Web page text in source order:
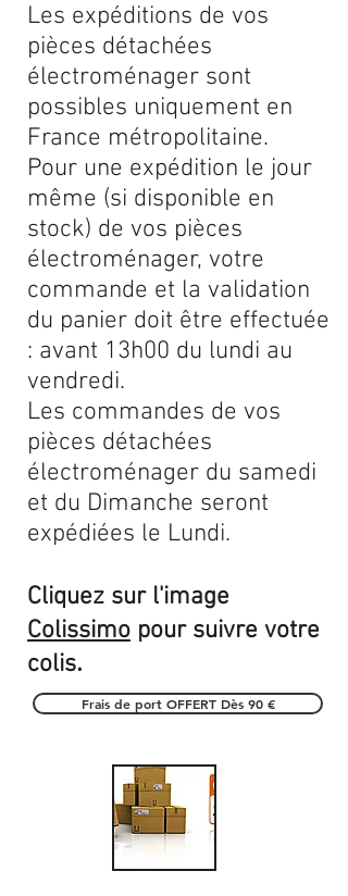
Les expéditions de vos
pièces détachées
électroménager sont
possibles uniquement en
France métropolitaine.
Pour une expédition le jour
même (si disponible en
stock) de vos pièces
électroménager, votre
commande et la validation
du panier doit être effectuée
: avant 13h00 du lundi au
vendredi.
Les commandes de vos
pièces détachées
électroménager du samedi
et du Dimanche seront
expédiées le Lundi.
Cliquez sur l'image
Colissimo pour suivre votre
colis.
Frais de port OFFERT Dès 90 €